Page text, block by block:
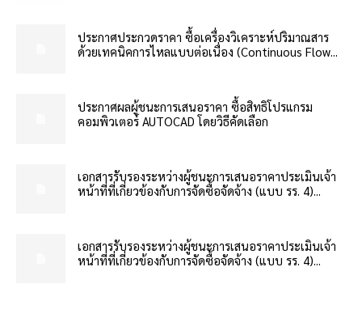
ประกาศประกวดราคา ซื้อเครื่องวิเคราะห์ปริมาณสาร
ด้วยเทคนิคการไหลแบบต่อเนื่อง (Continuous Flow...
ประกาศผลผู้ชนะการเสนอราคา ซื้อสิทธิโปรแกรม
คอมพิวเตอร์ AUTOCAD โดยวิธีคัดเลือก
เอกสารรับรองระหว่างผู้ชนะการเสนอราคาประเมินเจ้า
หน้าที่ที่เกี่ยวข้องกับการจัดซื้อจัดจ้าง (แบบ รร. 4)...
เอกสารรับรองระหว่างผู้ชนะการเสนอราคาประเมินเจ้า
หน้าที่ที่เกี่ยวข้องกับการจัดซื้อจัดจ้าง (แบบ รร. 4)...